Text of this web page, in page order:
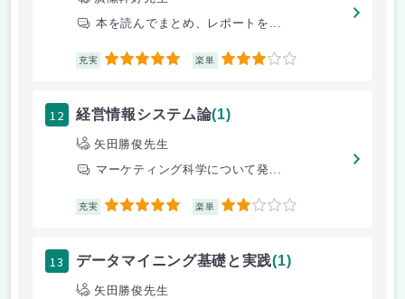
本を読んでまとめ、レポートを...
充実 5 楽単 3
12 経営情報システム論(1)
矢田勝俊先生
マーケティング科学について発...
充実 5 楽単 2
13 データマイニング基礎と実践(1)
矢田勝俊先生